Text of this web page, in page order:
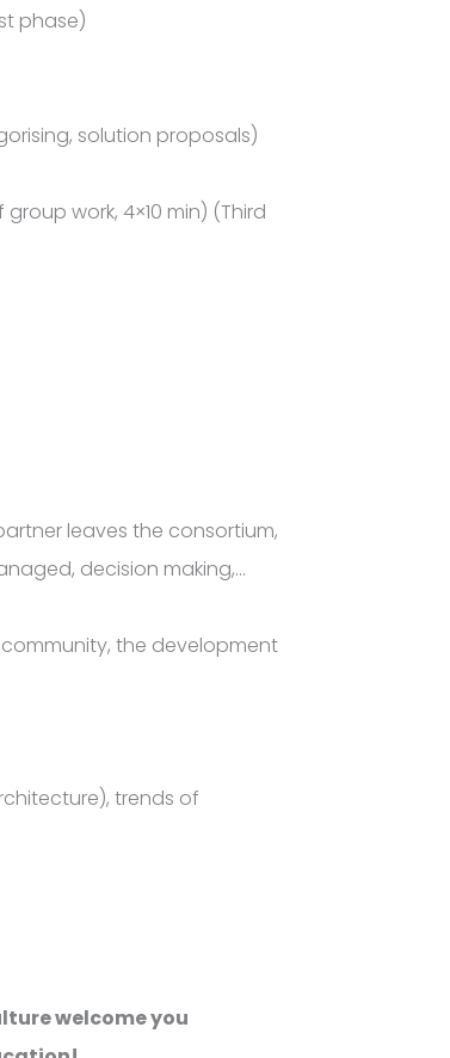
phase)
solution proposals)
work, 4×10 min) (Third
leaves the consortium,
decision making,…
the development
trends of
welcome you